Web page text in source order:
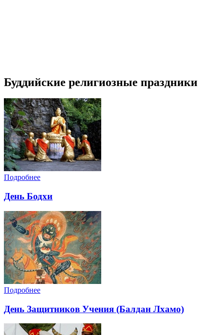
Буддийские религиозные праздники
Подробнее
День Бодхи
Подробнее
День Защитников Учения (Балдан Лхамо)